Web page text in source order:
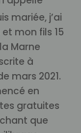
mariée, j’ai
mon fils 15
Marne
à
mars 2021.
en
gratuites
que